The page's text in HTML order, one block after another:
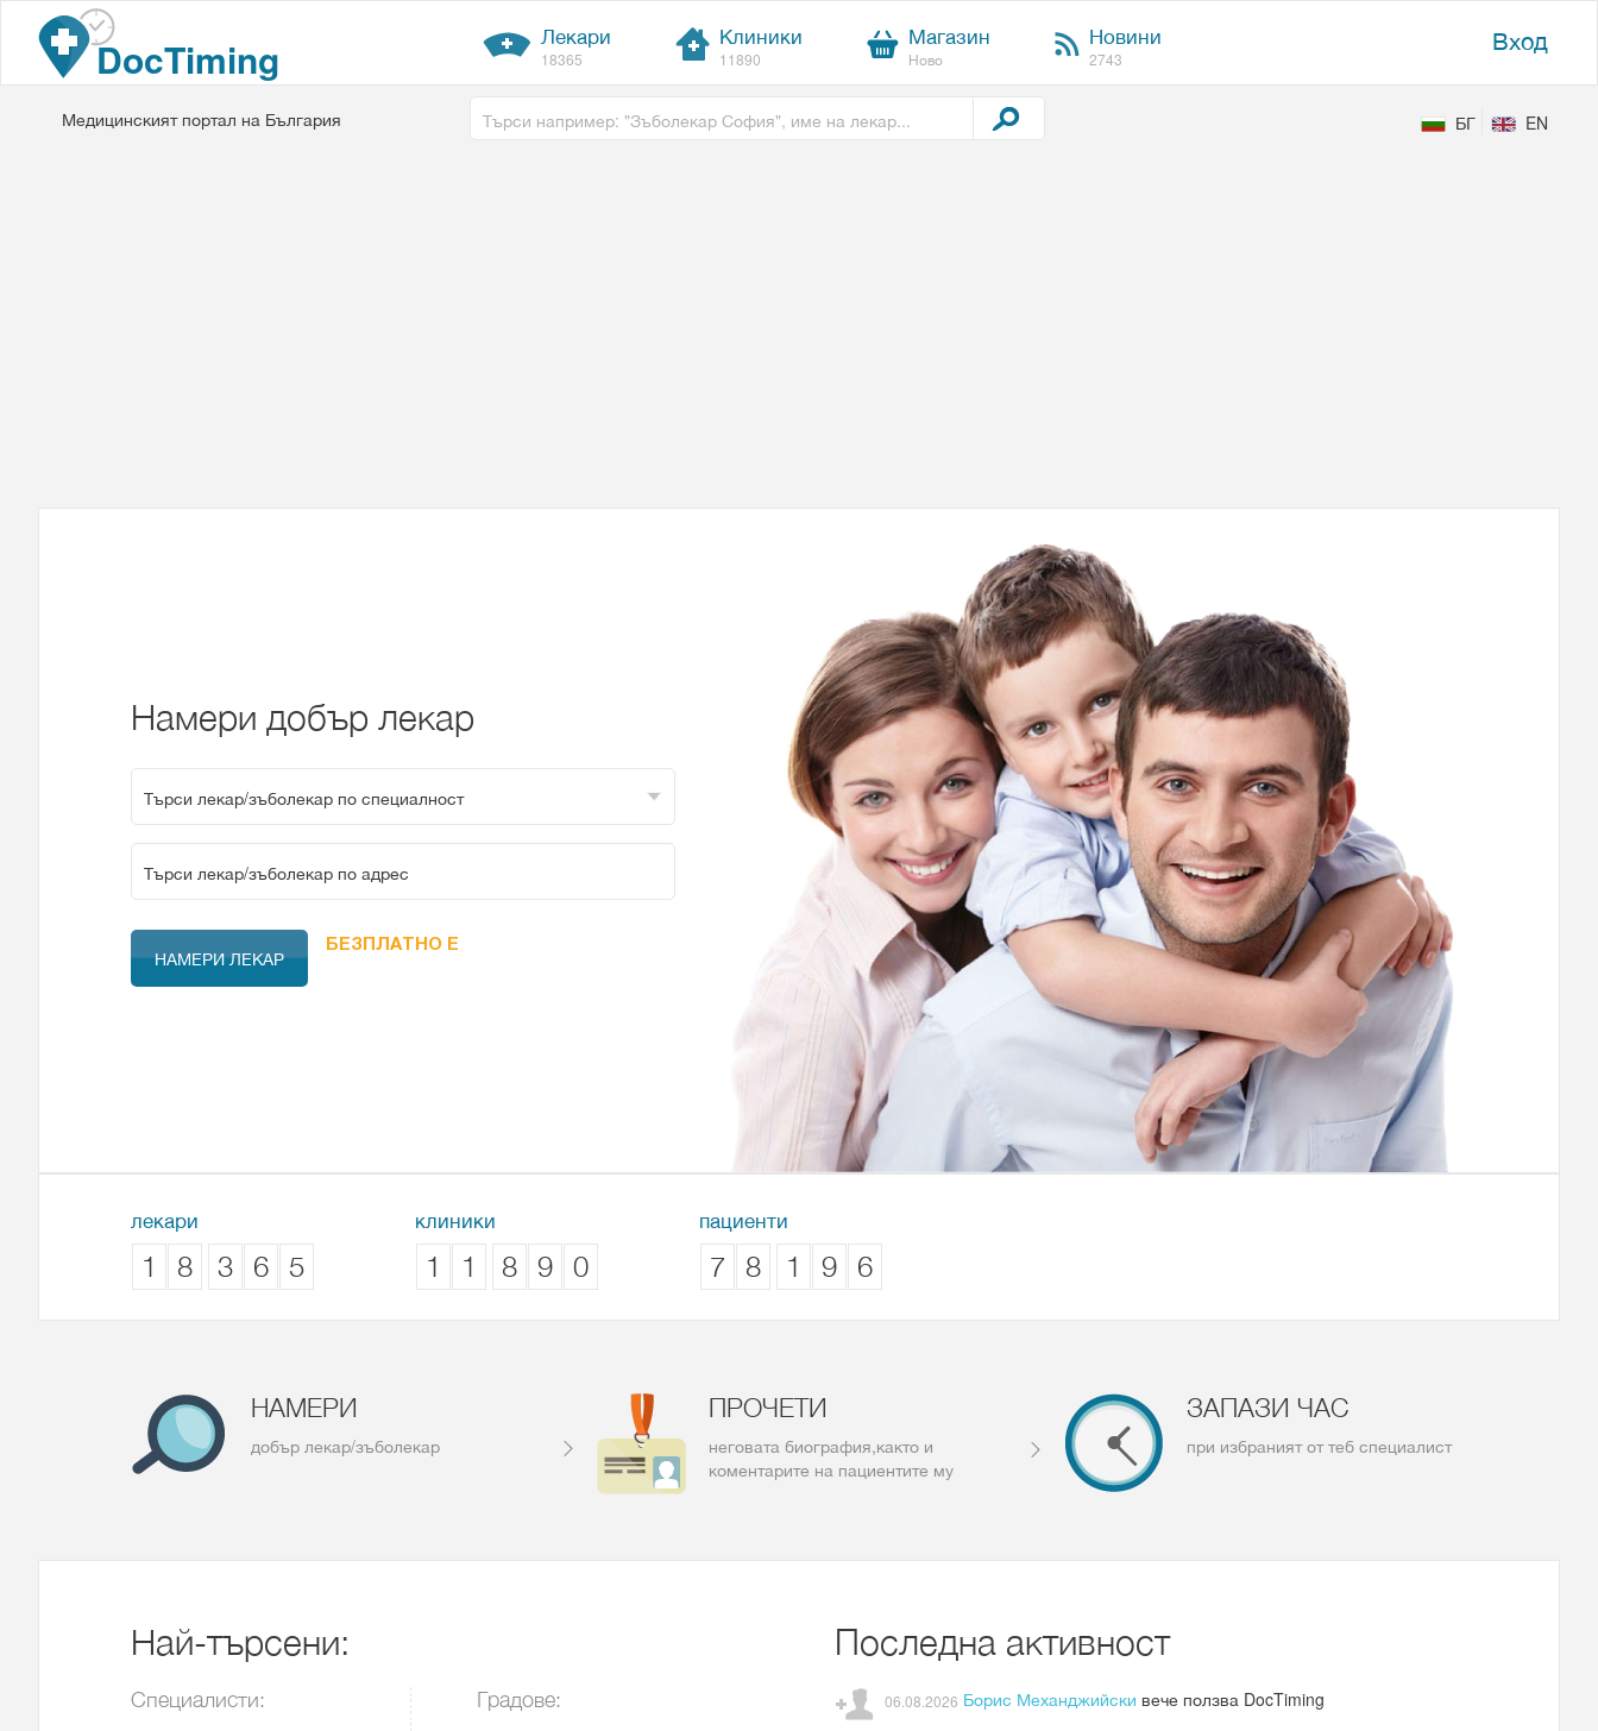
Премини към основното съдържание
DocTiming Лекари
18365
Клиники
11890
Магазин
Ново
Новини
2743
Вход
Медицинският портал на България БГ EN
Намери добър лекар
Търси лекар/зъболекар по специалност
лекари
1 8 3 6 5
клиники
1 1 8 9 0
пациенти
7 8 1 9 6
НАМЕРИ
добър лекар/зъболекар
ПРОЧЕТИ
неговата биография,както и
коментарите на пациентите му
ЗАПАЗИ ЧАС
при избраният от теб специалист
Най-търсени:
Специалисти: Градове:
Последна активност
06.08.2026 Борис Механджийски вече ползва DocTiming